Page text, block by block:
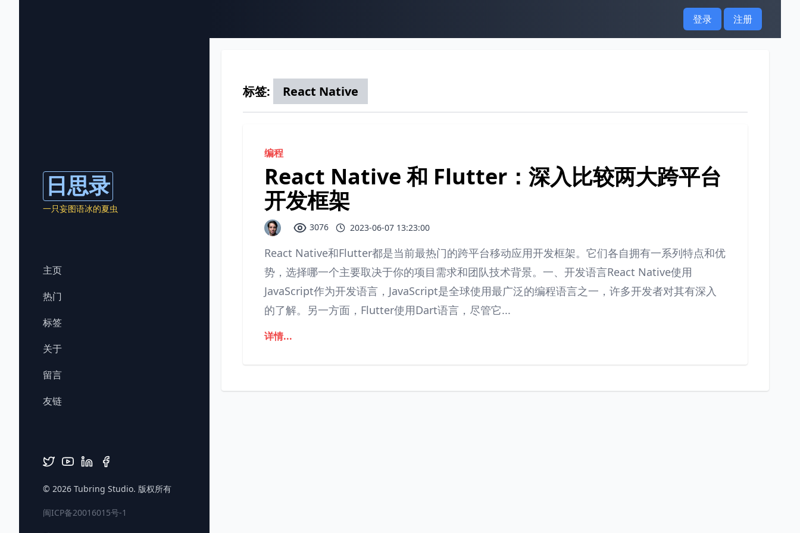
日思录
一只妄图语冰的夏虫
主页
热门
标签
关于
留言
友链
© 2026 Tubring Studio. 版权所有
闽ICP备20016015号-1
登录 注册
标签: React Native
编程
React Native 和 Flutter：深入比较两大跨平台
开发框架
3076 2023-06-07 13:23:00
React Native和Flutter都是当前最热门的跨平台移动应用开发框架。它们各自拥有一系列特点和优
势，选择哪一个主要取决于你的项目需求和团队技术背景。一、开发语言React Native使用
JavaScript作为开发语言，JavaScript是全球使用最广泛的编程语言之一，许多开发者对其有深入
的了解。另一方面，Flutter使用Dart语言，尽管它...
详情...